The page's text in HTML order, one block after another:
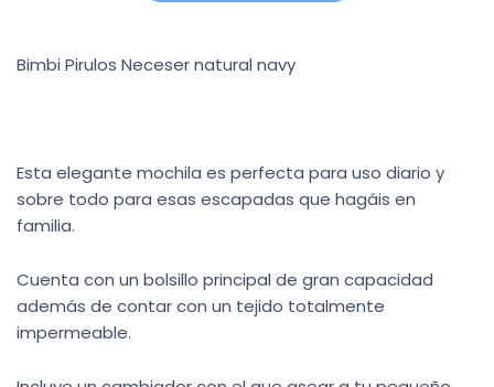
Bimbi Pirulos Neceser natural navy
Esta elegante mochila es perfecta para uso diario y
sobre todo para esas escapadas que hagáis en
familia.
Cuenta con un bolsillo principal de gran capacidad
además de contar con un tejido totalmente
impermeable.